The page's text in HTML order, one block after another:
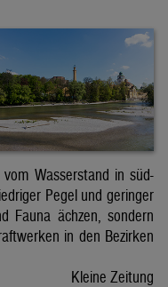
Wasserstand in süd-
Pegel und geringer
Fauna ächzen, sondern
in den Bezirken
Kleine Zeitung